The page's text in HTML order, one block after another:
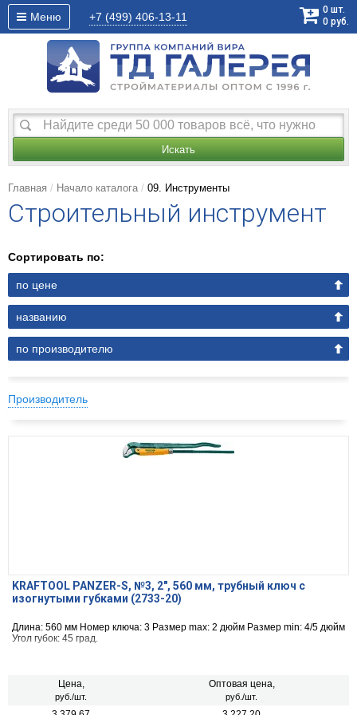
Меню +7 (499) 406-13-11
0 шт.
0 руб.
Искать
Главная Начало каталога 09. Инструменты
Строительный инструмент
Сортировать по:
по цене
названию
по производителю
Производитель
KRAFTOOL PANZER-S, №3, 2″, 560 мм, трубный ключ с
изогнутыми губками (2733-20)
Длина: 560 мм Номер ключа: 3 Размер max: 2 дюйм Размер min: 4/5 дюйм
Угол губок: 45 град.
Цена,
руб./шт.
Оптовая цена,
руб./шт.